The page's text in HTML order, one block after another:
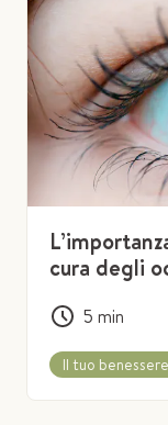
cura degli
5 min
Il tuo